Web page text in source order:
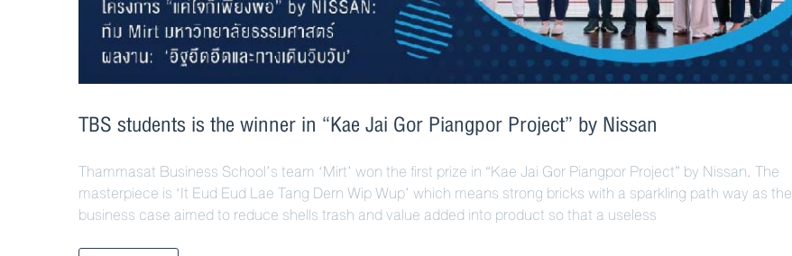
TBS students is the winner in “Kae Jai Gor Piangpor Project” by Nissan
Thammasat Business School’s team ‘Mirt’ won the first prize in “Kae Jai Gor Piangpor Project” by Nissan. The
masterpiece is ‘It Eud Eud Lae Tang Dern Wip Wup’ which means strong bricks with a sparkling path way as the
business case aimed to reduce shells trash and value added into product so that a useless